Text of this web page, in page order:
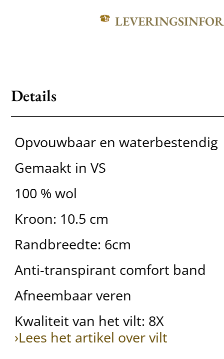
Details
Opvouwbaar en waterbestendig
Gemaakt in VS
100 % wol
Kroon: 10.5 cm
Randbreedte: 6cm
Anti-transpirant comfort band
Afneembaar veren
Kwaliteit van het vilt: 8X
›Lees het artikel over vilt